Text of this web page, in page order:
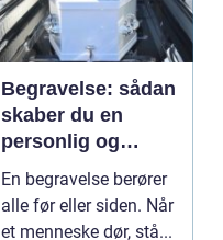
Begravelse: sådan
skaber du en
personlig og
respektfuld afsked
En begravelse berører
alle før eller siden. Når
et menneske dør, stå...